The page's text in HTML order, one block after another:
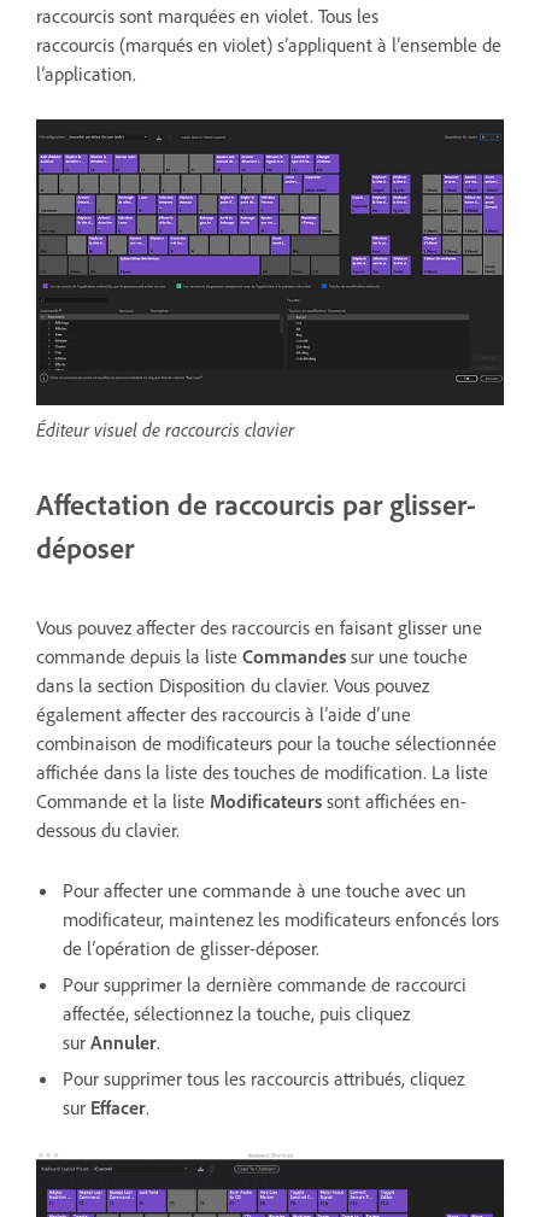
raccourcis sont marquées en violet. Tous les
raccourcis (marqués en violet) s’appliquent à l’ensemble de
l’application.
Éditeur visuel de raccourcis clavier
Affectation de raccourcis par glisser-
déposer
Vous pouvez affecter des raccourcis en faisant glisser une
commande depuis la liste Commandes sur une touche
dans la section Disposition du clavier. Vous pouvez
également affecter des raccourcis à l’aide d’une
combinaison de modificateurs pour la touche sélectionnée
affichée dans la liste des touches de modification. La liste
Commande et la liste Modificateurs sont affichées en-
dessous du clavier.
Pour affecter une commande à une touche avec un
modificateur, maintenez les modificateurs enfoncés lors
de l’opération de glisser-déposer.
Pour supprimer la dernière commande de raccourci
affectée, sélectionnez la touche, puis cliquez
sur Annuler.
Pour supprimer tous les raccourcis attribués, cliquez
sur Effacer.